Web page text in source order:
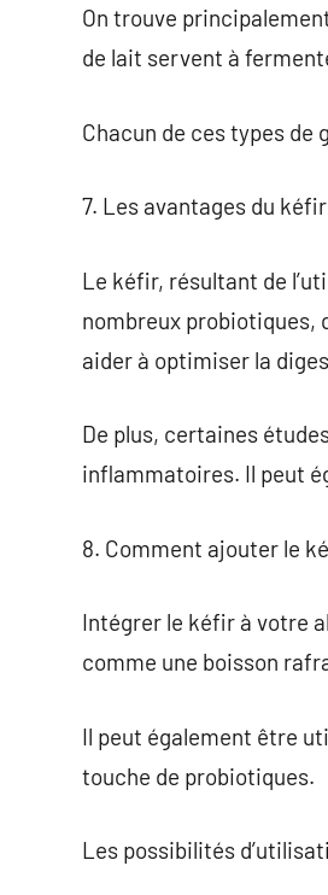
On trouve
de lait servent à
Chacun de ces types
7. Les avantages du
Le kéfir, résultant de
nombreux probiotiques,
aider à optimiser la
De plus, certaines
inflammatoires. Il peut
8. Comment ajouter le
Intégrer le kéfir à votre
comme une boisson
Il peut également être
touche de probiotiques.
Les possibilités